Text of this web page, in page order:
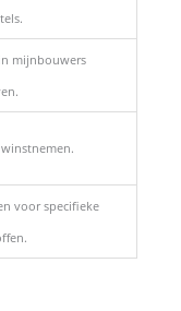
mijnbouwers
voor specifieke